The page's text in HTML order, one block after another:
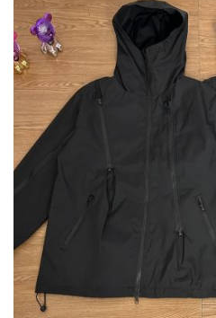
ー
録
オ
ー
お
yoyocopys@gmail.com
2026人気特集
バッグ
財布
時計
服
ズボン
衣装セット
靴
住まい用品
アクセサリー
ベルト
スカーフ
ース
小物
📢 当店は正真正銘のn級スーパーコピ
📢 2026春の新作続々更新中！期間中
📢 新作入荷！ルイ・ヴィトンスーパー